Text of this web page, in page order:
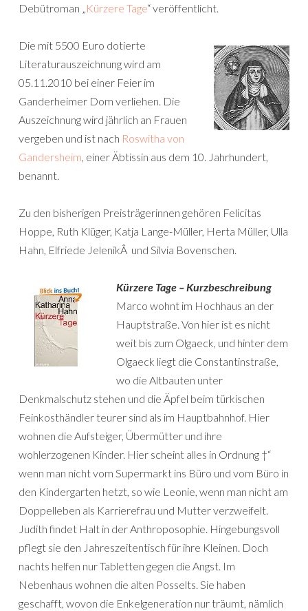
Debütroman „Kürzere Tage“ veröffentlicht.
Die mit 5500 Euro dotierte
Literaturauszeichnung wird am
05.11.2010 bei einer Feier im
Ganderheimer Dom verliehen. Die
Auszeichnung wird jährlich an Frauen
vergeben und ist nach Roswitha von
Gandersheim, einer Äbtissin aus dem 10. Jahrhundert,
benannt.
Zu den bisherigen Preisträgerinnen gehören Felicitas
Hoppe, Ruth Klüger, Katja Lange-Müller, Herta Müller, Ulla
Hahn, Elfriede JelenikÂ und Silvia Bovenschen.
Kürzere Tage – Kurzbeschreibung
Marco wohnt im Hochhaus an der
Hauptstraße. Von hier ist es nicht
weit bis zum Olgaeck, und hinter dem
Olgaeck liegt die Constantinstraße,
wo die Altbauten unter
Denkmalschutz stehen und die Äpfel beim türkischen
Feinkosthändler teurer sind als im Hauptbahnhof. Hier
wohnen die Aufsteiger, Übermütter und ihre
wohlerzogenen Kinder. Hier scheint alles in Ordnung †“
wenn man nicht vom Supermarkt ins Büro und vom Büro in
den Kindergarten hetzt, so wie Leonie, wenn man nicht am
Doppelleben als Karrierefrau und Mutter verzweifelt.
Judith findet Halt in der Anthroposophie. Hingebungsvoll
pflegt sie den Jahreszeitentisch für ihre Kleinen. Doch
nachts helfen nur Tabletten gegen die Angst. Im
Nebenhaus wohnen die alten Posselts. Sie haben
geschafft, wovon die Enkelgeneration nur träumt, nämlich